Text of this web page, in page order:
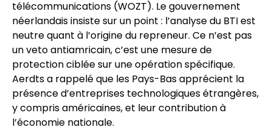
télécommunications (WOZT). Le gouvernement
néerlandais insiste sur un point : l’analyse du BTI est
neutre quant à l’origine du repreneur. Ce n’est pas
un veto antiamricain, c’est une mesure de
protection ciblée sur une opération spécifique.
Aerdts a rappelé que les Pays-Bas apprécient la
présence d’entreprises technologiques étrangères,
y compris américaines, et leur contribution à
l’économie nationale.